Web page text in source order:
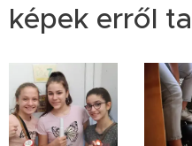
képek erről